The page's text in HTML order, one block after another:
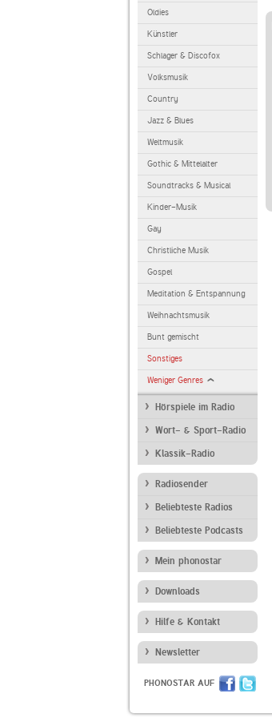
Oldies
Künstler
Schlager & Discofox
Volksmusik
Country
Jazz & Blues
Weltmusik
Gothic & Mittelalter
Soundtracks & Musical
Kinder-Musik
Gay
Christliche Musik
Gospel
Meditation & Entspannung
Weihnachtsmusik
Bunt gemischt
Sonstiges
Weniger Genres
Hörspiele im Radio
Wort- & Sport-Radio
Klassik-Radio
Radiosender
Beliebteste Radios
Beliebteste Podcasts
Mein phonostar
Downloads
Hilfe & Kontakt
Newsletter
PHONOSTAR AUF